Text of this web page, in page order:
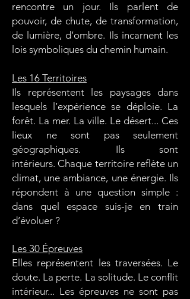
rencontre un jour. Ils parlent de
pouvoir, de chute, de transformation,
de lumière, d’ombre. Ils incarnent les
lois symboliques du chemin humain.
Les 16 Territoires
Ils représentent les paysages dans
lesquels l’expérience se déploie. La
forêt. La mer. La ville. Le désert... Ces
lieux ne sont pas seulement
géographiques. Ils sont
intérieurs.Chaque territoire reflète un
climat, une ambiance, une énergie. Ils
répondent à une question simple :
dans quel espace suis-je en train
d’évoluer ?
Les 30 Épreuves
Elles représentent les traversées. Le
doute. La perte. La solitude. Le conflit
intérieur... Les épreuves ne sont pas